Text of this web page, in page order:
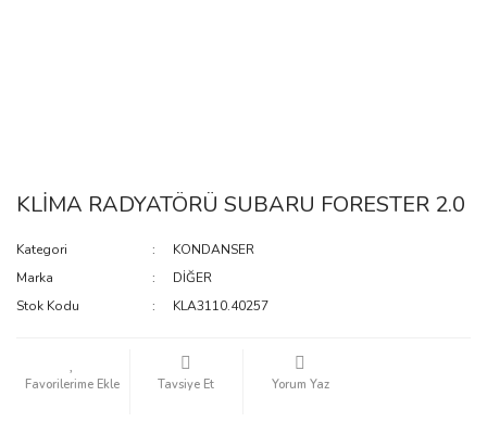
KLİMA RADYATÖRÜ SUBARU FORESTER 2.0
Kategori
KONDANSER
Marka
DİĞER
Stok Kodu
KLA3110.40257
Tavsiye Et Yorum Yaz